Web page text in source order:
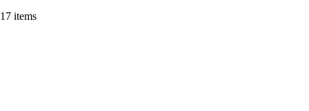
17 items